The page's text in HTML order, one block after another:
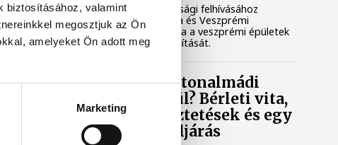
biztosításához, valamint
megosztjuk az Ön
amelyeket Ön adott meg
Marketing
A kormány energiatakarékossági felhívásához
csatlakozva Veszprém városa és Veszprémi
Főegyházmegye is lekapcsolta a veszprémi épületek
és nevezetességek díszkivilágítását.
Mi történik a balatonalmádi
teniszpályák körül? Bérleti vita,
megszakadt egyeztetések és egy
tisztázatlan jogi eljárás